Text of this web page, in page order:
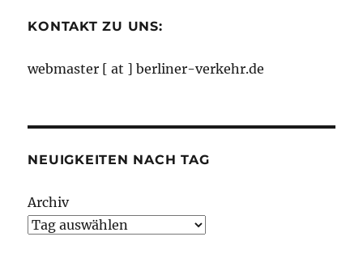
KONTAKT ZU UNS:
webmaster [ at ] berliner-verkehr.de
NEUIGKEITEN NACH TAG
Archiv